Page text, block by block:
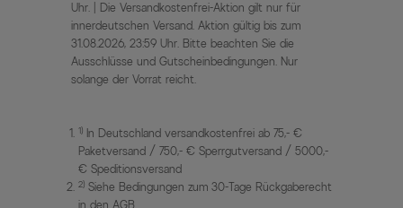
Uhr. | Die Versandkostenfrei-Aktion gilt nur für
innerdeutschen Versand. Aktion gültig bis zum
31.08.2026, 23:59 Uhr. Bitte beachten Sie die
Ausschlüsse und Gutscheinbedingungen. Nur
solange der Vorrat reicht.
1) In Deutschland versandkostenfrei ab 75,- €
Paketversand / 750,- € Sperrgutversand / 5000,-
€ Speditionsversand
2) Siehe Bedingungen zum 30-Tage Rückgaberecht
in den AGB